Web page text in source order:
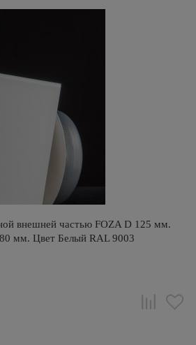
внешней частью FOZA D 125 мм.
мм. Цвет Белый RAL 9003